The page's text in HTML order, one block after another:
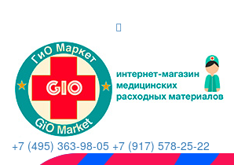
+7 (495) 363-98-05 +7 (917) 578-25-22